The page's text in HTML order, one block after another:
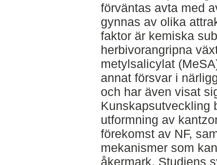
förväntas avta med
gynnas av olika
faktor är kemiska
herbivorangripna
metylsalicylat
annat försvar i
och har även visat
Kunskapsutveckling
utformning av
förekomst av NF,
mekanismer som
åkermark. Studiens